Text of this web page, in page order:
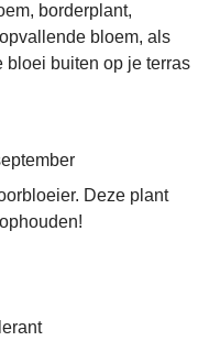
borderplant,
bloem, als
bloei buiten op je terras
Deze plant